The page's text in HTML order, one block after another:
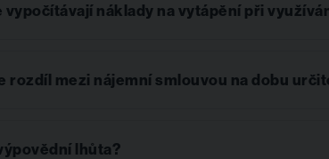
vypočítávají náklady na vytápění při
rozdíl mezi nájemní smlouvou na dobu
lhůta?